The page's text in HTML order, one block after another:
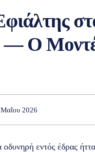
Ο
2026
οδυνηρή εντός έδρας